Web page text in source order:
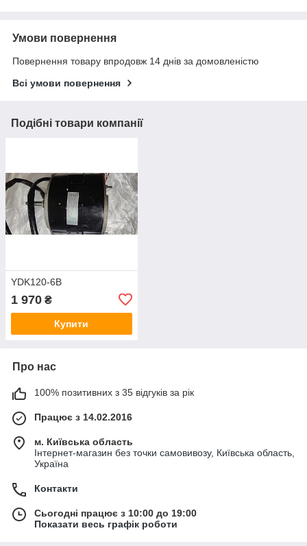
Умови повернення
Повернення товару впродовж 14 днів за домовленістю
Всі умови повернення
Подібні товари компанії
YDK120-6B
1 970 ₴
Купити
Про нас
100% позитивних з 35 відгуків за рік
Працює з 14.02.2016
м. Київська область
Інтернет-магазин без точки самовивозу, Київська область,
Україна
Контакти
Сьогодні працює з 10:00 до 19:00
Показати весь графік роботи